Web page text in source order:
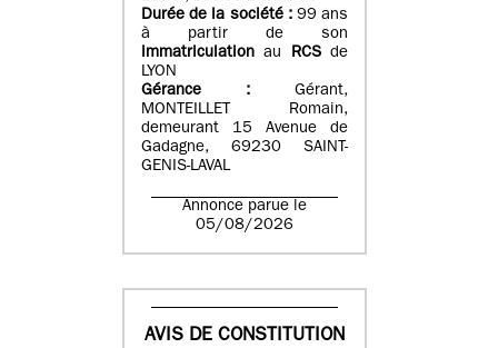
Durée de la société : 99 ans
à partir de son
immatriculation au RCSde
LYON
Gérance :
Gérant,
MONTEILLET Romain,
demeurant 15 Avenue de
Gadagne, 69230 SAINT-
GENIS-LAVAL
Annonce parue le
05/08/2026
AVIS DE CONSTITUTION